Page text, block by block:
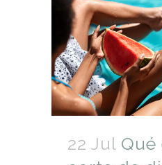
22 Jul Qué